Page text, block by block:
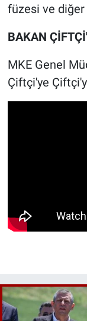
füzesi ve diğer
BAKAN
MKE Genel
Çiftçi'ye